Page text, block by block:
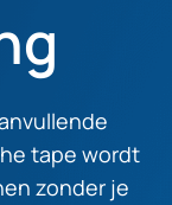
tape wordt
zonder je